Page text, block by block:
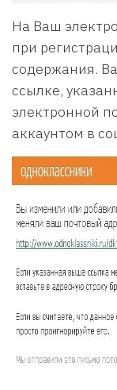
На Ваш
при
содержания.
ссылке,
электронной
аккаунтом в